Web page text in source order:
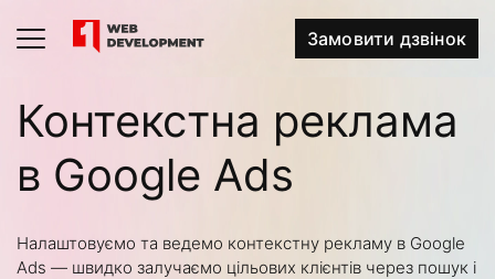
Замовити дзвінок
Контекстна реклама
в Google Ads
Налаштовуємо та ведемо контекстну рекламу в Google
Ads — швидко залучаємо цільових клієнтів через пошук і